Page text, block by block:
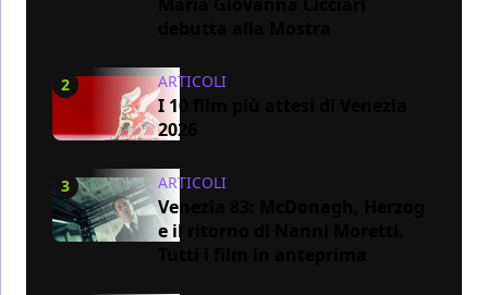
2 ARTICOLI
I 10 film più attesi di Venezia
2026
3 ARTICOLI
Venezia 83: McDonagh, Herzog
e il ritorno di Nanni Moretti.